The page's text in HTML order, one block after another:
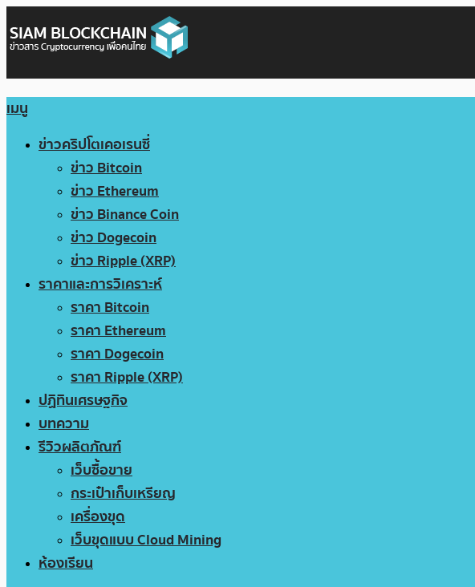
เมนู
ข่าวคริปโตเคอเรนซี่
ข่าว Bitcoin
ข่าว Ethereum
ข่าว Binance Coin
ข่าว Dogecoin
ข่าว Ripple (XRP)
ราคาและการวิเคราะห์
ราคา Bitcoin
ราคา Ethereum
ราคา Dogecoin
ราคา Ripple (XRP)
ปฏิทินเศรษฐกิจ
บทความ
รีวิวผลิตภัณฑ์
เว็บซื้อขาย
กระเป๋าเก็บเหรียญ
เครื่องขุด
เว็บขุดแบบ Cloud Mining
ห้องเรียน